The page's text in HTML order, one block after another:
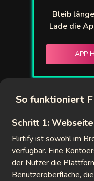
Bleib
Lade die
APP
So funktioniert
Schritt 1:
Flirtify ist sowohl im
verfügbar. Eine
der Nutzer die
Benutzeroberfläche,